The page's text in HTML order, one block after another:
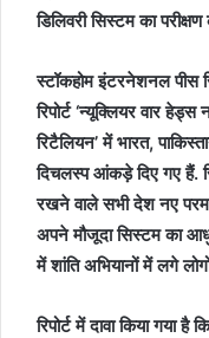
स्टॉकहोम इंटरनेशनल पीस
रिपोर्ट ‘न्यूक्लियर वार
रिटैलियन’ में भारत,
दिचलस्प आंकड़े दिए गए हैं.
रखने वाले सभी देश नए
अपने मौजूदा सिस्टम का
में शांति अभियानों में लगे
रिपोर्ट में दावा किया